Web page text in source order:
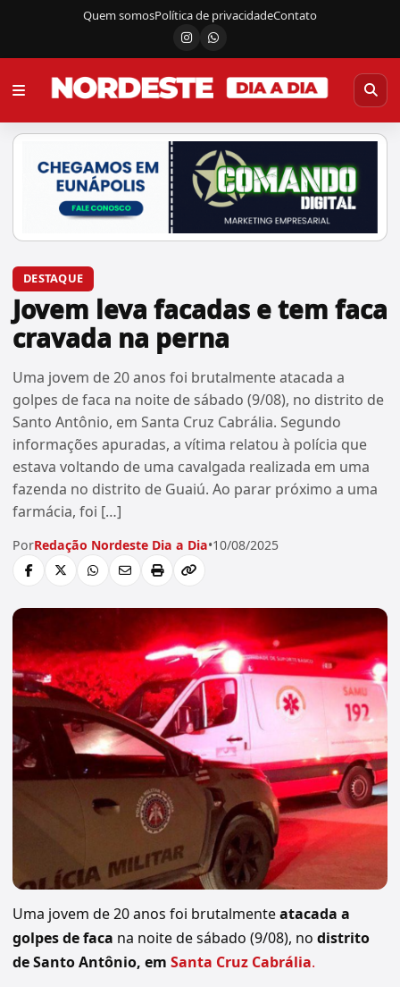
Quem somosPolítica de privacidadeContato
InstagramCanal do WhatsApp
DESTAQUE
Jovem leva facadas e tem faca
cravada na perna
Uma jovem de 20 anos foi brutalmente atacada a
golpes de faca na noite de sábado (9/08), no distrito de
Santo Antônio, em Santa Cruz Cabrália. Segundo
informações apuradas, a vítima relatou à polícia que
estava voltando de uma cavalgada realizada em uma
fazenda no distrito de Guaiú. Ao parar próximo a uma
farmácia, foi […]
PorRedação Nordeste Dia a Dia•10/08/2025
Uma jovem de 20 anos foi brutalmenteatacada a
golpes de faca na noite de sábado (9/08), no distrito
de Santo Antônio, em Santa Cruz Cabrália.